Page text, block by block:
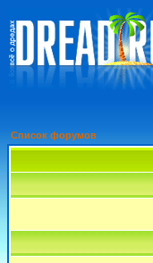
Список форумов